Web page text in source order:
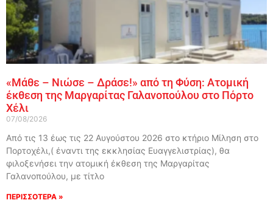
«Μάθε – Νιώσε – Δράσε!» από τη Φύση: Ατομική
έκθεση της Μαργαρίτας Γαλανοπούλου στο Πόρτο
Χέλι
07/08/2026
Από τις 13 έως τις 22 Αυγούστου 2026 στο κτήριο Μίληση στο
Πορτοχέλι,( έναντι της εκκλησίας Ευαγγελιστρίας), θα
φιλοξενήσει την ατομική έκθεση της Μαργαρίτας
Γαλανοπούλου, με τίτλο
ΠΕΡΙΣΣΟΤΕΡΑ »